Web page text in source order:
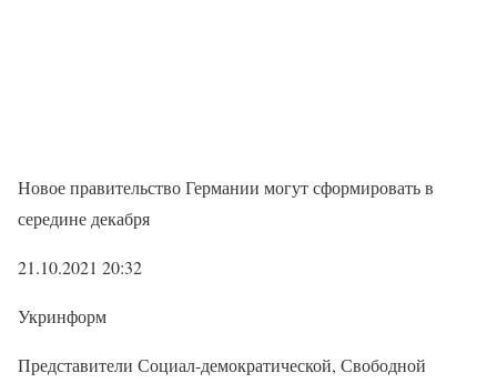
Новое правительство Германии могут сформировать в
середине декабря
21.10.2021 20:32
Укринформ
Представители Социал-демократической, Свободной